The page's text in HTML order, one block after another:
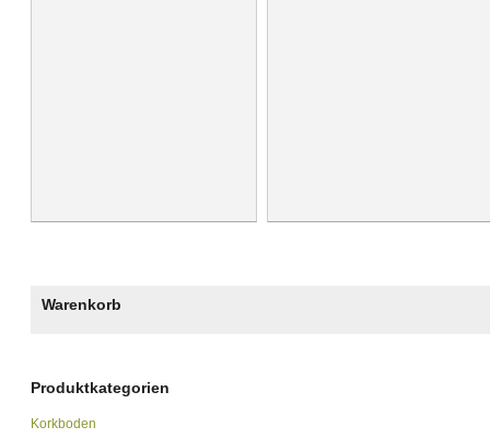
Warenkorb
Produktkategorien
Korkboden